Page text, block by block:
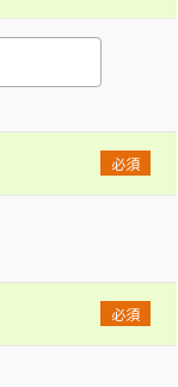
必須
必須